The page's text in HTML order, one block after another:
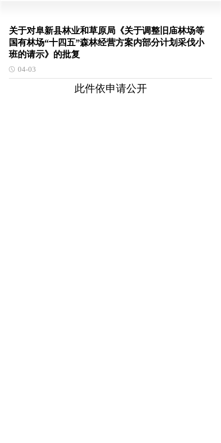
关于对阜新县林业和草原局《关于调整旧庙林场等
国有林场“十四五”森林经营方案内部分计划采伐小
班的请示》的批复
04-03
此件依申请公开